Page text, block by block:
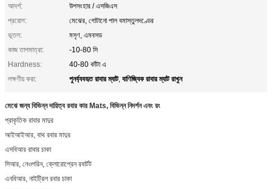
আদর্শ:
উপসংহার / এসজিএস
প্রয়োগ:
মেঝের, গোটানো পাল বমাস্তুলদণ্ডের
ভূতল:
মসৃণ, এমবসড
কাজ তাপমাত্রা:
-10-80 সি
Hardness:
40-80 কাঁটা এ
লক্ষণীয় করা:
পুনর্ব্যবহৃত রাবার ম্যাট, বাণিজ্যিক রাবার ম্যাট রাখুন
মেঝে জন্য বিভিন্ন দায়িত্ব রবার কার Mats, বিভিন্ন নিদর্শন এবং রং
প্রাকৃতিক রাবার মাদুর
আইআইআর, বাথ রবার মাদুর
এসবিআর রাবার চাকা
সিআর, নেওপরিন, ক্লোরোপ্রেন রবার্টট
এনবিআর, নাইট্রিল রবার চাকা